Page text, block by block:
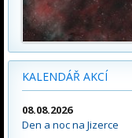
KALENDÁŘ AKCÍ
08.08.2026
Den a noc na Jizerce